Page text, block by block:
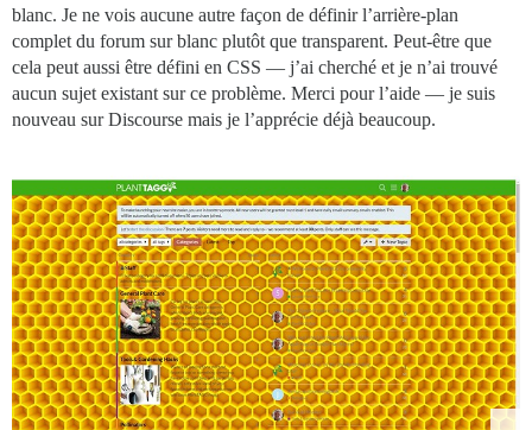
blanc. Je ne vois aucune autre façon de définir l’arrière-plan
complet du forum sur blanc plutôt que transparent. Peut-être que
cela peut aussi être défini en CSS — j’ai cherché et je n’ai trouvé
aucun sujet existant sur ce problème. Merci pour l’aide — je suis
nouveau sur Discourse mais je l’apprécie déjà beaucoup.